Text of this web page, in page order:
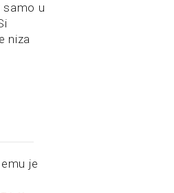
samo u
niza
je